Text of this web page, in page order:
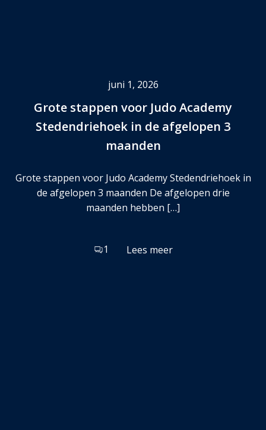
juni 1, 2026
Grote stappen voor Judo Academy
Stedendriehoek in de afgelopen 3
maanden
Grote stappen voor Judo Academy Stedendriehoek in
de afgelopen 3 maanden De afgelopen drie
maanden hebben […]
1 Lees meer